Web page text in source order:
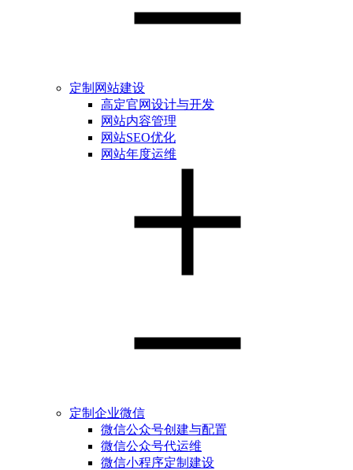
定制网站建设
高定官网设计与开发
网站内容管理
网站SEO优化
网站年度运维
定制企业微信
微信公众号创建与配置
微信公众号代运维
微信小程序定制建设